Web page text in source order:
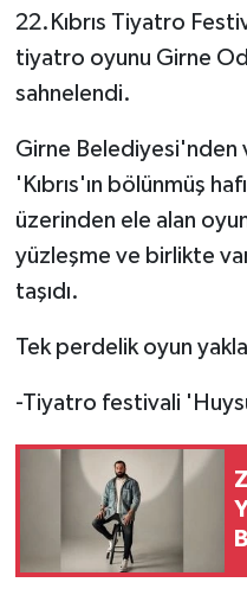
22.Kıbrıs Tiyatro
tiyatro oyunu Girne
sahnelendi.
Girne
'Kıbrıs'ın bölünmüş
üzerinden ele alan
yüzleşme ve birlikte
taşıdı.
Tek perdelik oyun
-Tiyatro festivali